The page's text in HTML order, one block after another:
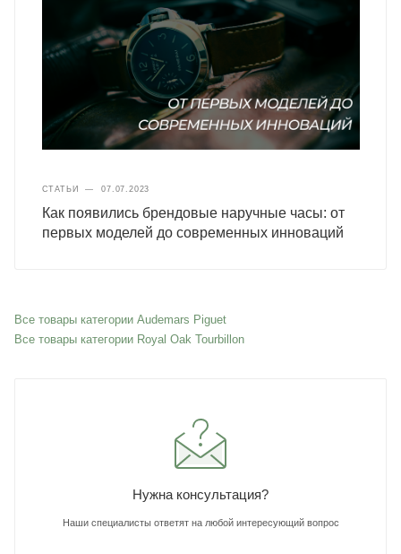
СТАТЬИ — 07.07.2023
Как появились брендовые наручные часы: от
первых моделей до современных инноваций
Все товары категории Audemars Piguet
Все товары категории Royal Oak Tourbillon
Нужна консультация?
Наши специалисты ответят на любой интересующий вопрос